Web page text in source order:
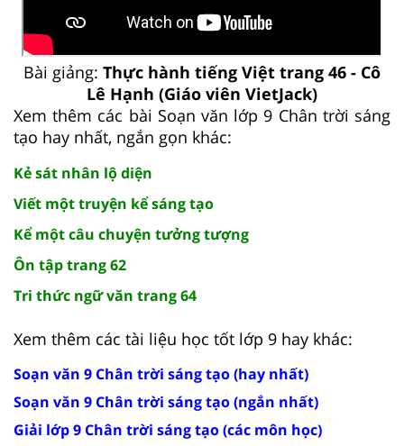
Bài giảng: Thực hành tiếng Việt trang 46 - Cô
Lê Hạnh (Giáo viên VietJack)
Xem thêm các bài Soạn văn lớp 9 Chân trời sáng
tạo hay nhất, ngắn gọn khác:
Kẻ sát nhân lộ diện
Viết một truyện kể sáng tạo
Kể một câu chuyện tưởng tượng
Ôn tập trang 62
Tri thức ngữ văn trang 64
Xem thêm các tài liệu học tốt lớp 9 hay khác:
Soạn văn 9 Chân trời sáng tạo (hay nhất)
Soạn văn 9 Chân trời sáng tạo (ngắn nhất)
Giải lớp 9 Chân trời sáng tạo (các môn học)